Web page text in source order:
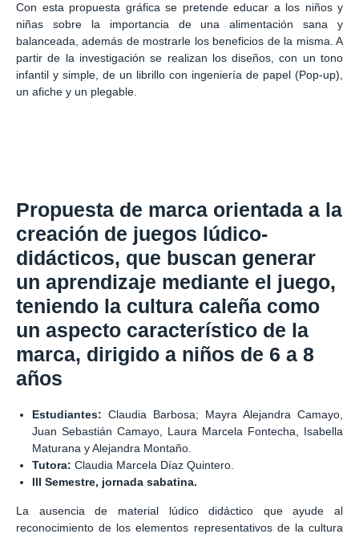
Con esta propuesta gráfica se pretende educar a los niños y
niñas sobre la importancia de una alimentación sana y
balanceada, además de mostrarle los beneficios de la misma. A
partir de la investigación se realizan los diseños, con un tono
infantil y simple, de un librillo con ingeniería de papel (Pop-up),
un afiche y un plegable.
Propuesta de marca orientada a la
creación de juegos lúdico-
didácticos, que buscan generar
un aprendizaje mediante el juego,
teniendo la cultura caleña como
un aspecto característico de la
marca, dirigido a niños de 6 a 8
años
Estudiantes: Claudia Barbosa; Mayra Alejandra Camayo,
Juan Sebastián Camayo, Laura Marcela Fontecha, Isabella
Maturana y Alejandra Montaño.
Tutora: Claudia Marcela Díaz Quintero.
III Semestre, jornada sabatina.
La ausencia de material lúdico didáctico que ayude al
reconocimiento de los elementos representativos de la cultura